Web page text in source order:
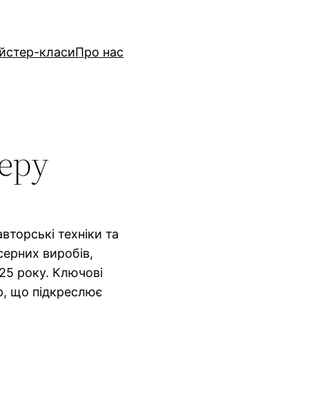
класиПро нас
техніки та
виробів,
року. Ключові
що підкреслює